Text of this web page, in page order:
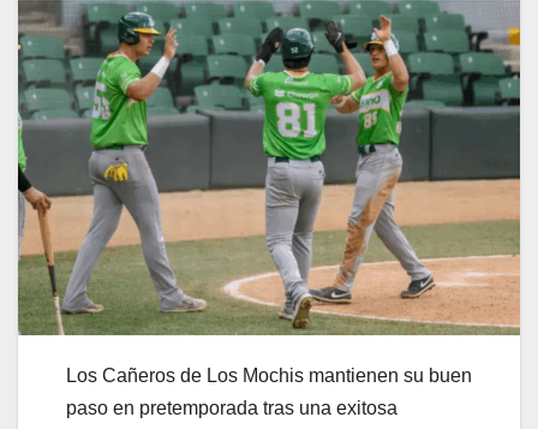
Los Cañeros de Los Mochis mantienen su buen
paso en pretemporada tras una exitosa